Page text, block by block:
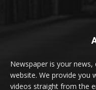
Newspaper is your
website. We provide you
videos straight from the